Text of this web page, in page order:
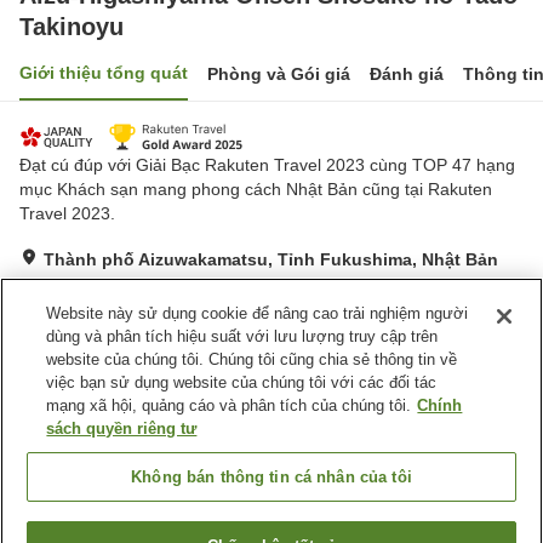
Takinoyu
Giới thiệu tổng quát Phòng và Gói giá Đánh giá Thông
Đạt cú đúp với Giải Bạc Rakuten Travel 2023 cùng TOP 47 hạng
mục Khách sạn mang phong cách Nhật Bản cũng tại Rakuten
Travel 2023.
Thành phố Aizuwakamatsu, Tỉnh Fukushima, Nhật Bản
Hiển thị trên bản đồ
Rất tốt Đánh giá:2,135lượt
Tiện nghi chỗ nghỉ
Wi-Fi
Máy bán hàng tự động
Bãi đỗ xe miễn phí
Website này sử dụng cookie để nâng cao trải nghiệm người
dùng và phân tích hiệu suất với lưu lượng truy cập trên
website của chúng tôi. Chúng tôi cũng chia sẻ thông tin về
việc bạn sử dụng website của chúng tôi với các đối tác
mạng xã hội, quảng cáo và phân tích của chúng tôi. Chính
sách quyền riêng tư
Không bán thông tin cá nhân của tôi